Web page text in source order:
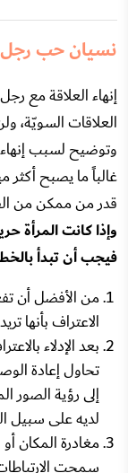
نسيان حب رجل
إنهاء العلاقة مع
العلاقات
وتوضيح لسبب إنهاء
غالباً ما يصبح أكثر
قدر من ممكن من
وإذا كانت المرأة
فيجب أن تبدأ
من الأفضل أن
الاعتراف بأنها
بعد الإدلاء
تحاول إعادة
إلى رؤية الصور
لديه على سبيل
مغادرة المكان
سمحت